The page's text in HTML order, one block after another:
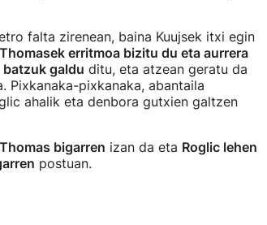
falta zirenean, baina Kuujsek itxi egin
Thomasek erritmoa bizitu du eta aurrera
batzuk galdu ditu, eta atzean geratu da
Pixkanaka-pixkanaka, abantaila
ahalik eta denbora gutxien galtzen
Thomas bigarren izan da eta Roglic lehen
postuan.